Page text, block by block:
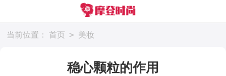
当前位置： 首页 > 美妆
稳心颗粒的作用